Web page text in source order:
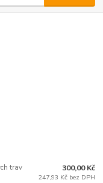
trav 300,00 Kč
247,93 Kč bez DPH